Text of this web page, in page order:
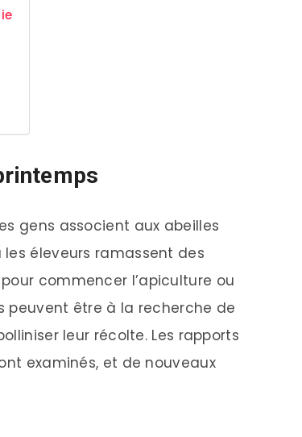
gens associent aux abeilles
les éleveurs ramassent des
commencer l’apiculture ou
peuvent être à la recherche de
leur récolte. Les rapports
examinés, et de nouveaux